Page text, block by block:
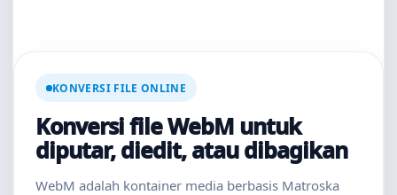
KONVERSI FILE ONLINE
Konversi file WebM untuk
diputar, diedit, atau dibagikan
WebM adalah kontainer media berbasis Matroska